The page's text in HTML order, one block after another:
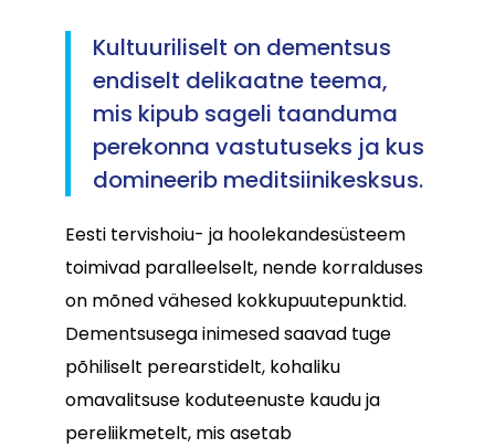
Kultuuriliselt on dementsus
endiselt delikaatne teema,
mis kipub sageli taanduma
perekonna vastutuseks ja kus
domineerib meditsiinikesksus.
Eesti tervishoiu- ja hoolekandesüsteem
toimivad paralleelselt, nende korralduses
on mõned vähesed kokkupuutepunktid.
Dementsusega inimesed saavad tuge
põhiliselt perearstidelt, kohaliku
omavalitsuse koduteenuste kaudu ja
pereliikmetelt, mis asetab